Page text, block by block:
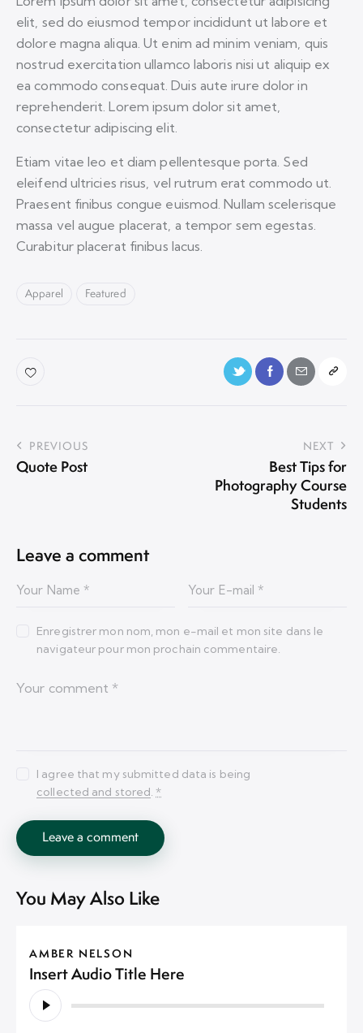
elit, sed do eiusmod tempor incididunt ut labore et
dolore magna aliqua. Ut enim ad minim veniam, quis
nostrud exercitation ullamco laboris nisi ut aliquip ex
ea commodo consequat. Duis aute irure dolor in
reprehenderit. Lorem ipsum dolor sit amet,
consectetur adipiscing elit.
Etiam vitae leo et diam pellentesque porta. Sed
eleifend ultricies risus, vel rutrum erat commodo ut.
Praesent finibus congue euismod. Nullam scelerisque
massa vel augue placerat, a tempor sem egestas.
Curabitur placerat finibus lacus.
Apparel Featured
PREVIOUS
Quote Post
NEXT
Best Tips for
Photography Course
Students
Leave a comment
Enregistrer mon nom, mon e-mail et mon site dans le
navigateur pour mon prochain commentaire.
I agree that my submitted data is being
collected and stored. *
You May Also Like
AMBER NELSON
Insert Audio Title Here
Lecteur
audio